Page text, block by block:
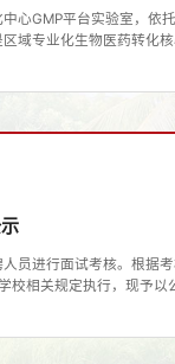
心GMP平台实验室，依
域专业化生物医药转化
员进行面试考核。根据
相关规定执行，现予以